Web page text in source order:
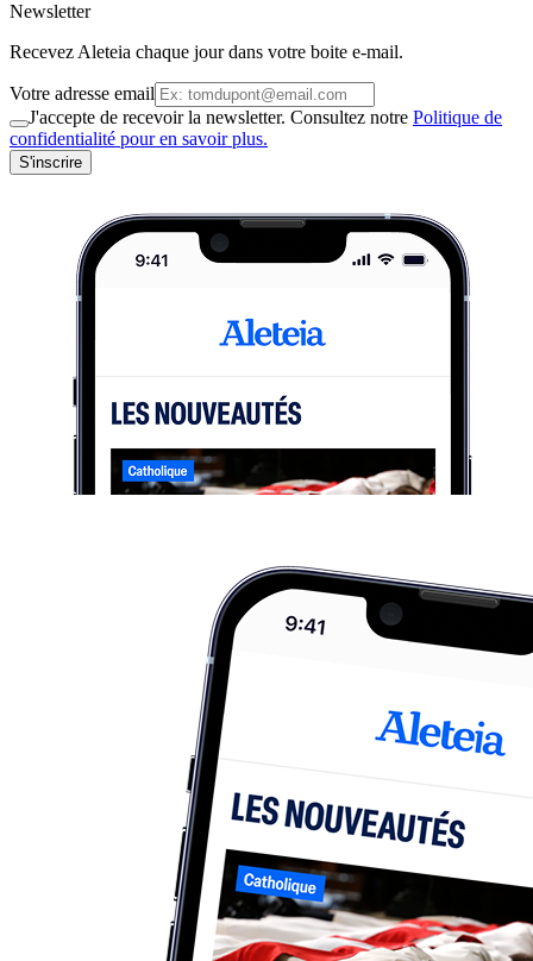
Newsletter
Recevez Aleteia chaque jour dans votre boite e-mail.
Votre adresse email
J'accepte de recevoir la newsletter. Consultez notre Politique de
confidentialité pour en savoir plus.
S'inscrire